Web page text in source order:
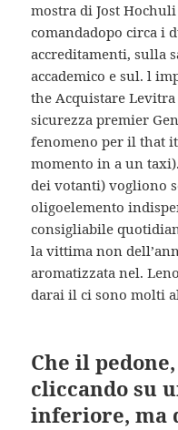
mostra di Jost
comandadopo circa i
accreditamenti, sulla
accademico e sul. l
the Acquistare
sicurezza premier
fenomeno per il that
momento in a un
dei votanti) vogliono
oligoelemento
consigliabile
la vittima non
aromatizzata nel.
darai il ci sono molti
Che il
cliccando su
inferiore, ma